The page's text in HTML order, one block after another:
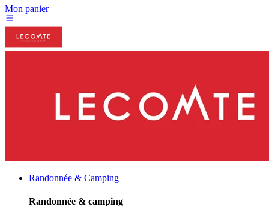
Mon panier
Randonnée & Camping
Randonnée & camping